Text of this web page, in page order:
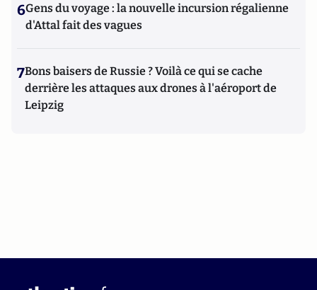
6Gens du voyage : la nouvelle incursion régalienne
d'Attal fait des vagues
7Bons baisers de Russie ? Voilà ce qui se cache
derrière les attaques aux drones à l'aéroport de
Leipzig